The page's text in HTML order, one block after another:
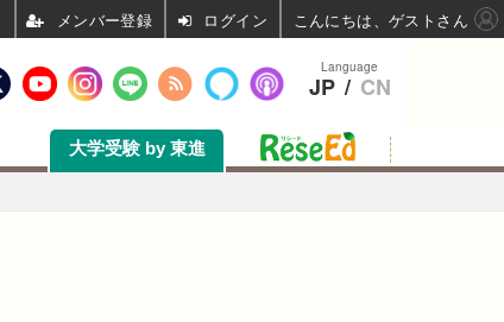
大学受験 by 東進
Language
JP / CN
ログイン こんにちは、ゲストさん